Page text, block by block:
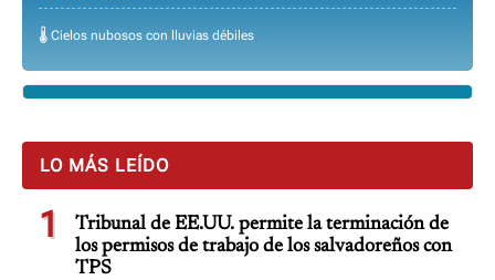
🌡️ Cielos nubosos con lluvias débiles
LO MÁS LEÍDO
1
Tribunal de EE.UU. permite la terminación de
los permisos de trabajo de los salvadoreños con
TPS